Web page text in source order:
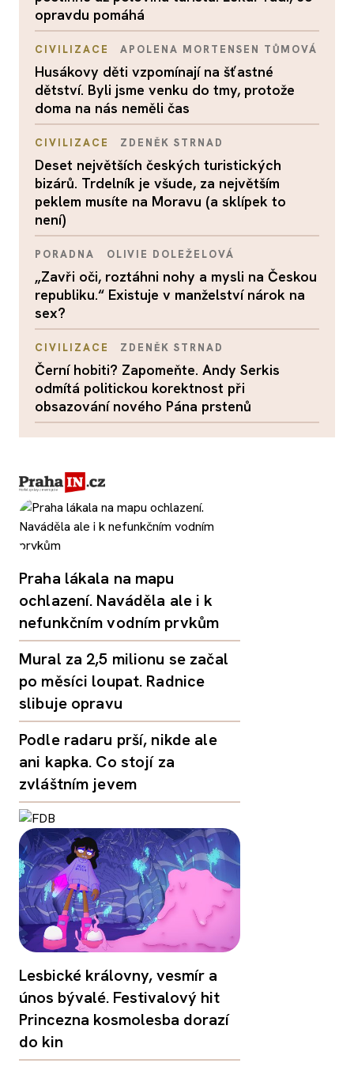
opravdu pomáhá
CIVILIZACE APOLENA MORTENSEN TŮMOVÁ
Husákovy děti vzpomínají na šťastné
dětství. Byli jsme venku do tmy, protože
doma na nás neměli čas
CIVILIZACE ZDENĚK STRNAD
Deset největších českých turistických
bizárů. Trdelník je všude, za největším
peklem musíte na Moravu (a sklípek to
není)
PORADNA OLIVIE DOLEŽELOVÁ
„Zavři oči, roztáhni nohy a mysli na Českou
republiku.“ Existuje v manželství nárok na
sex?
CIVILIZACE ZDENĚK STRNAD
Černí hobiti? Zapomeňte. Andy Serkis
odmítá politickou korektnost při
obsazování nového Pána prstenů
Praha lákala na mapu
ochlazení. Naváděla ale i k
nefunkčním vodním prvkům
Mural za 2,5 milionu se začal
po měsíci loupat. Radnice
slibuje opravu
Podle radaru prší, nikde ale
ani kapka. Co stojí za
zvláštním jevem
Lesbické královny, vesmír a
únos bývalé. Festivalový hit
Princezna kosmolesba dorazí
do kin